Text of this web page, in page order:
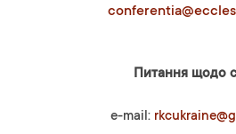
Питання щодо
e-mail: